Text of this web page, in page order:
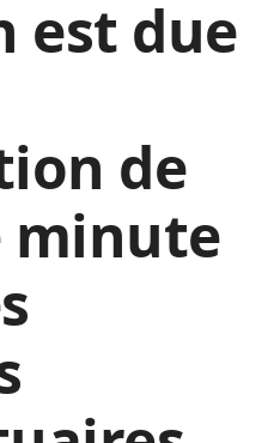
est due
de
minute